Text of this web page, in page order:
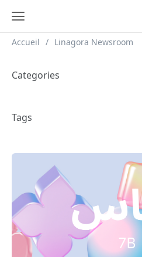
Breadcrumb
Accueil Linagora Newsroom
Categories
Tags